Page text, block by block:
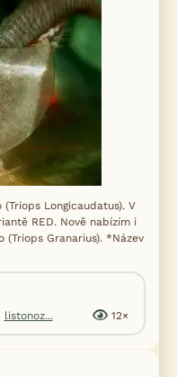
Longicaudatus). V
RED. Nově nabízím i
Granarius). *Název
listonoz... 12×